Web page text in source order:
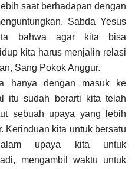
saat berhadapan dengan
Sabda Yesus
bahwa agar kita bisa
kita harus menjalin relasi
Sang Pokok Anggur.
hanya dengan masuk ke
itu sudah berarti kita telah
sebuah upaya yang lebih
Kerinduan kita untuk bersatu
upaya kita untuk
mengambil waktu untuk